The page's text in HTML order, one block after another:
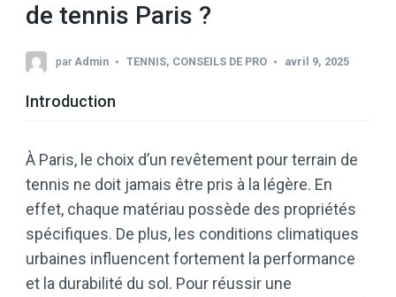
de tennis Paris ?
par Admin TENNIS, CONSEILS DE PRO avril 9, 2025
Introduction
À Paris, le choix d’un revêtement pour terrain de
tennis ne doit jamais être pris à la légère. En
effet, chaque matériau possède des propriétés
spécifiques. De plus, les conditions climatiques
urbaines influencent fortement la performance
et la durabilité du sol. Pour réussir une